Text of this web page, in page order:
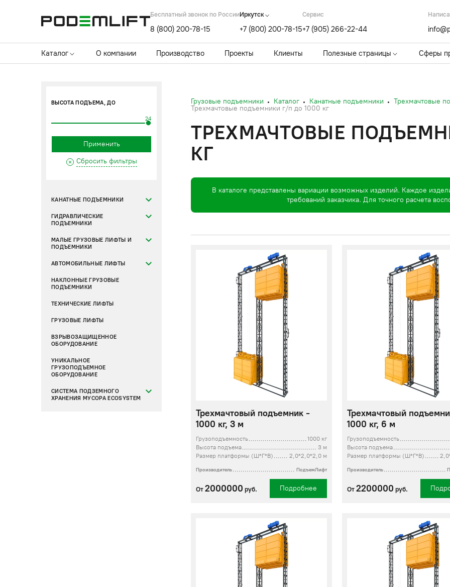
Бесплатный звонок по России
8 (800) 200-78-15
Иркутск
+7 (800) 200-78-15
Cервис
+7 (905) 266-22-44
Каталог О компании Производство Проекты Клиенты Полезные страницы Сферы
ВЫСОТА ПОДЪЕМА, ДО
24
Применить
Сбросить фильтры
КАНАТНЫЕ ПОДЪЕМНИКИ
ГИДРАВЛИЧЕСКИЕ
ПОДЪЕМНИКИ
МАЛЫЕ ГРУЗОВЫЕ ЛИФТЫ И
ПОДЪЕМНИКИ
АВТОМОБИЛЬНЫЕ ЛИФТЫ
НАКЛОННЫЕ ГРУЗОВЫЕ
ПОДЪЕМНИКИ
ТЕХНИЧЕСКИЕ ЛИФТЫ
ГРУЗОВЫЕ ЛИФТЫ
ВЗРЫВОЗАЩИЩЕННОЕ
ОБОРУДОВАНИЕ
УНИКАЛЬНОЕ
ГРУЗОПОДЪЕМНОЕ
ОБОРУДОВАНИЕ
СИСТЕМА ПОДЗЕМНОГО
ХРАНЕНИЯ МУСОРА ECOSYSTEM
Грузовые подъемники Каталог Канатные подъемники
Трехмачтовые
Трехмачтовые подъемники г/п до 1000 кг
ТРЕХМАЧТОВЫЕ
КГ
В каталоге представлены вариации возможных изделий. Каждое
требований заказчика. Для точного расчета
Трехмачтовый подъемник -
1000 кг, 3 м
Грузоподъемность
1000 кг
Высота подъема
3 м
Размер платформы (Ш*Г*В)
2,0*2,0*2,0 м
Производитель ПодъемЛифт
От 2000000 руб. Подробнее
Трехмачтовый
1000 кг, 6 м
Грузоподъемность
Высота подъема
Размер платформы (Ш*Г*В)
Производитель
От 2200000 руб.